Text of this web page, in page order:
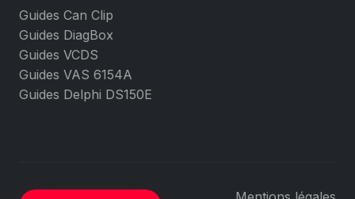
Guides Can Clip
Guides DiagBox
Guides VCDS
Guides VAS 6154A
Guides Delphi DS150E